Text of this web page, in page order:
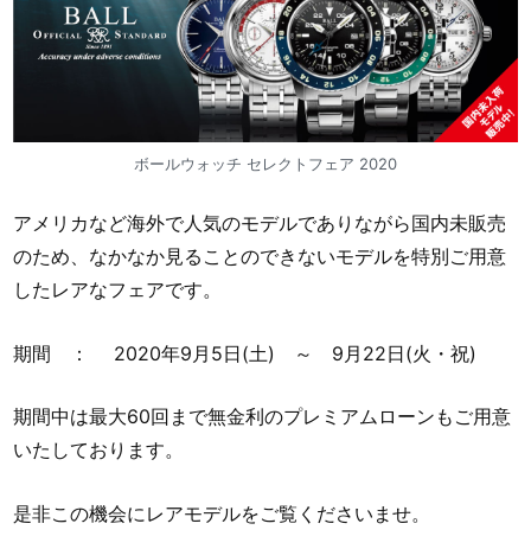
ボールウォッチ セレクトフェア 2020
アメリカなど海外で人気のモデルでありながら国内未販売
のため、なかなか見ることのできないモデルを特別ご用意
したレアなフェアです。
期間 ： 2020年9月5日(土) ～ 9月22日(火・祝)
期間中は最大60回まで無金利のプレミアムローンもご用意
いたしております。
是非この機会にレアモデルをご覧くださいませ。